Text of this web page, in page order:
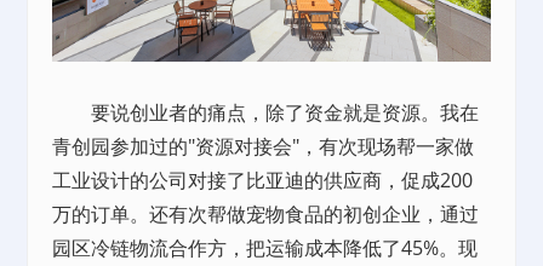
要说创业者的痛点，除了资金就是资源。我在
青创园参加过的"资源对接会"，有次现场帮一家做
工业设计的公司对接了比亚迪的供应商，促成200
万的订单。还有次帮做宠物食品的初创企业，通过
园区冷链物流合作方，把运输成本降低了45%。现